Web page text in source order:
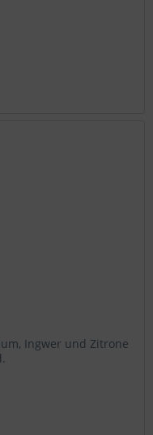
Ingwer und Zitrone